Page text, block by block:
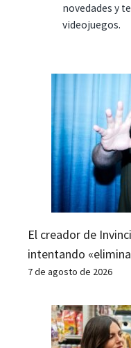
novedades y
videojuegos.
El creador de
intentando
7 de agosto de 2026